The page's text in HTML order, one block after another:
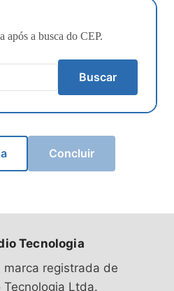
após a busca do CEP.
Buscar
Concluir
Tecnologia
marca registrada de
Tecnologia Ltda.